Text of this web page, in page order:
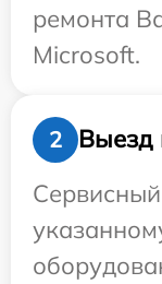
ремонта
Microsoft.
2
Выезд